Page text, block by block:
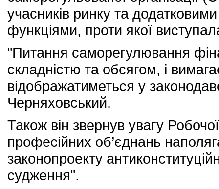
учасників ринку та
функціями, проти якої
"Питання саморегулювання
складністю та обсягом, і
відображатиметься у
Черняховський.
Також він звернув увагу
професійних об’єднань
законопроекту
судження".